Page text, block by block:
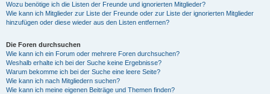
Wozu benötige ich die Listen der Freunde und ignorierten Mitglieder?
Wie kann ich Mitglieder zur Liste der Freunde oder zur Liste der ignorierten Mitglieder
hinzufügen oder diese wieder aus den Listen entfernen?
Die Foren durchsuchen
Wie kann ich ein Forum oder mehrere Foren durchsuchen?
Weshalb erhalte ich bei der Suche keine Ergebnisse?
Warum bekomme ich bei der Suche eine leere Seite?
Wie kann ich nach Mitgliedern suchen?
Wie kann ich meine eigenen Beiträge und Themen finden?